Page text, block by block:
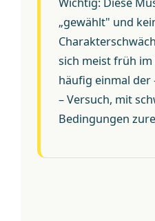
„gewählt" und
sich meist früh
häufig einmal der
– Versuch, mit
Bedingungen